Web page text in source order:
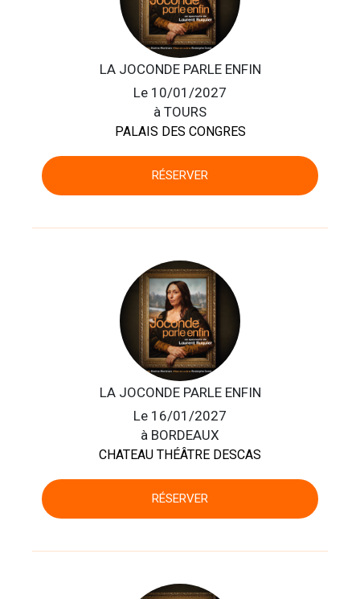
LA JOCONDE PARLE ENFIN
Le 10/01/2027
à TOURS
PALAIS DES CONGRES
RÉSERVER
LA JOCONDE PARLE ENFIN
Le 16/01/2027
à BORDEAUX
CHATEAU THÉÂTRE DESCAS
RÉSERVER